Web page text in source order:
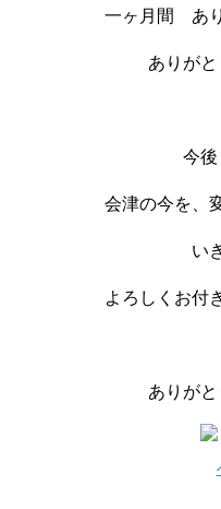
一ヶ月間 あ
ありが
今後
会津の今を、
い
よろしくお付
ありが